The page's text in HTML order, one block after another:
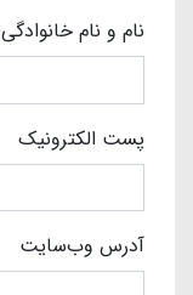
نام و نام خانوادگی
پست الکترونیک
آدرس وب‌سایت